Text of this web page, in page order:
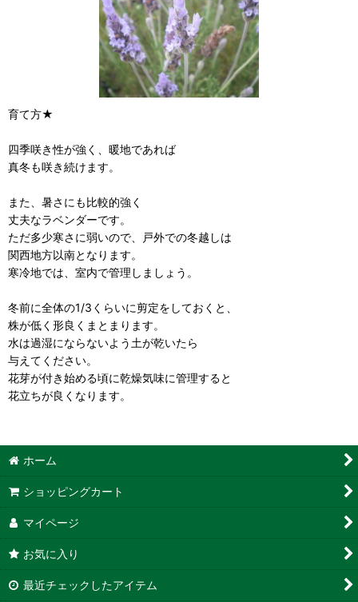
育て方★
四季咲き性が強く、暖地であれば
真冬も咲き続けます。
また、暑さにも比較的強く
丈夫なラベンダーです。
ただ多少寒さに弱いので、戸外での冬越しは
関西地方以南となります。
寒冷地では、室内で管理しましょう。
冬前に全体の1/3くらいに剪定をしておくと、
株が低く形良くまとまります。
水は過湿にならないよう土が乾いたら
与えてください。
花芽が付き始める頃に乾燥気味に管理すると
花立ちが良くなります。
ホーム
ショッピングカート
マイページ
お気に入り
最近チェックしたアイテム